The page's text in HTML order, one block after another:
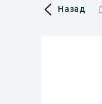
Назад